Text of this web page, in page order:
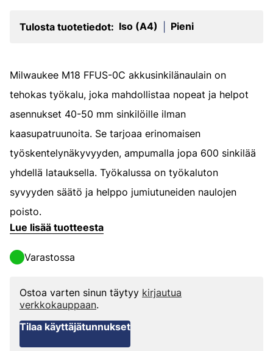
Tulosta tuotetiedot: Iso (A4) Pieni
Milwaukee M18 FFUS-0C akkusinkilänaulain on
tehokas työkalu, joka mahdollistaa nopeat ja helpot
asennukset 40-50 mm sinkilöille ilman
kaasupatruunoita. Se tarjoaa erinomaisen
työskentelynäkyvyyden, ampumalla jopa 600 sinkilää
yhdellä latauksella. Työkalussa on työkaluton
syvyyden säätö ja helppo jumiutuneiden naulojen
poisto.
Lue lisää tuotteesta
Varastossa
Ostoa varten sinun täytyy kirjautua
verkkokauppaan.
Tilaa käyttäjätunnukset